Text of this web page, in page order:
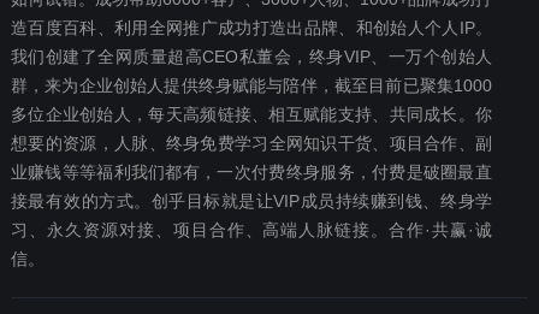
造百度百科、利用全网推广成功打造出品牌、和创始人个人IP。
我们创建了全网质量超高CEO私董会，终身VIP、一万个创始人
群，来为企业创始人提供终身赋能与陪伴，截至目前已聚集1000
多位企业创始人，每天高频链接、相互赋能支持、共同成长。你
想要‬的资源，人脉、终身免费学习全网知识干货、项目合作、副
业赚钱等等福利我们都‬有，一次付费终‬身服务，付费是破圈最‬直
接最有效‬的方式。创乎目标就是让VIP成员持续赚到钱、终身学
习、永久资源对接、项目合作、高端人脉链接。合作·共赢·诚
信。